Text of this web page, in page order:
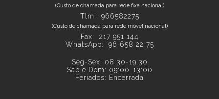
(Custo de chamada para rede fixa nacional)
Tlm: 966582275
(Custo de chamada para rede móvel nacional)
Fax: 217 951 144
WhatsApp: 96 658 22 75
Seg-Sex: 08:30-19:30
Sáb e Dom: 09:00-13:00
Feriados: Encerrada